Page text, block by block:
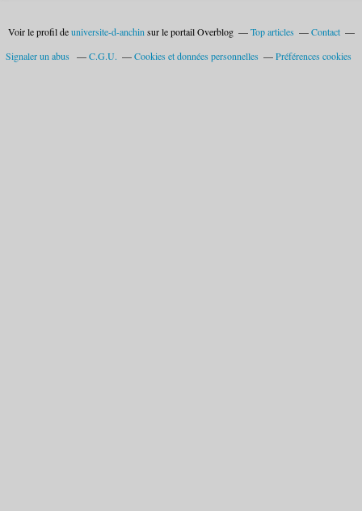
Voir le profil deuniversite-d-anchin sur le portail Overblog Top articles
Contact
Signaler un abus
C.G.U. Cookies et données personnelles Préférences cookies